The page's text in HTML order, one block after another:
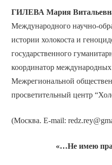
ГИЛЕВА Мария
Международного научно-
истории холокоста и
государственного
координатор
Межрегиональной
просветительный центр
(Москва. E-mail:
«…Не имею